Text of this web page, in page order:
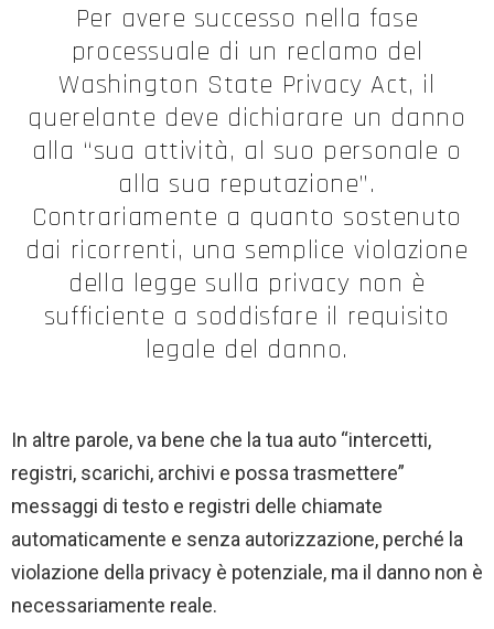
Per avere successo nella fase
processuale di un reclamo del
Washington State Privacy Act, il
querelante deve dichiarare un danno
alla “sua attività, al suo personale o
alla sua reputazione”.
Contrariamente a quanto sostenuto
dai ricorrenti, una semplice violazione
della legge sulla privacy non è
sufficiente a soddisfare il requisito
legale del danno.
In altre parole, va bene che la tua auto “intercetti,
registri, scarichi, archivi e possa trasmettere”
messaggi di testo e registri delle chiamate
automaticamente e senza autorizzazione, perché la
violazione della privacy è potenziale, ma il danno non è
necessariamente reale.